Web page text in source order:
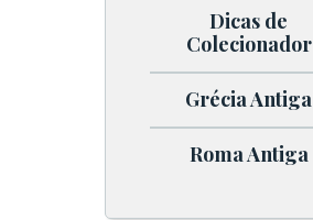
Dicas de
Colecionador
Grécia Antiga
Roma Antiga